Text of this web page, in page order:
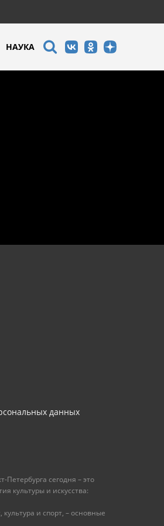
НАУКА
данных
сегодня – это
культуры и искусства:
и спорт, – основные